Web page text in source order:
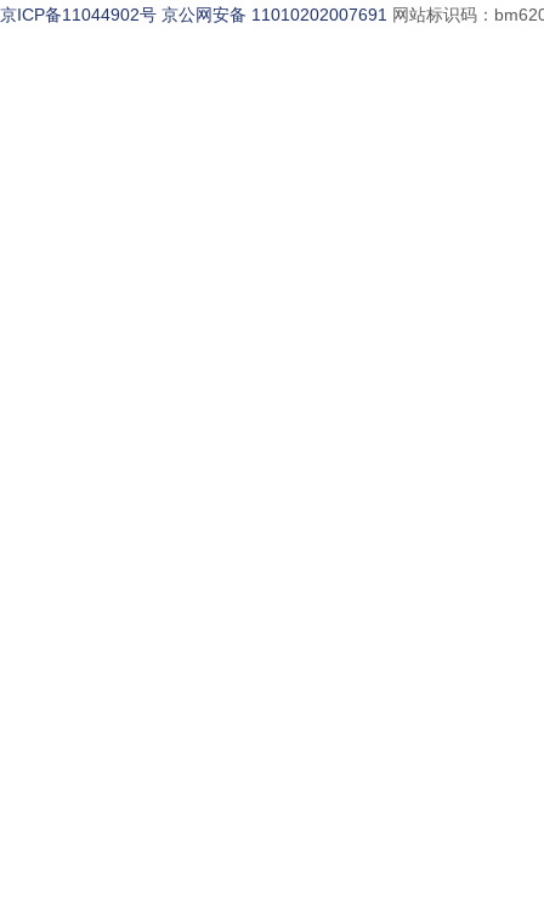
京ICP备11044902号 京公网安备 11010202007691 网站标识码：